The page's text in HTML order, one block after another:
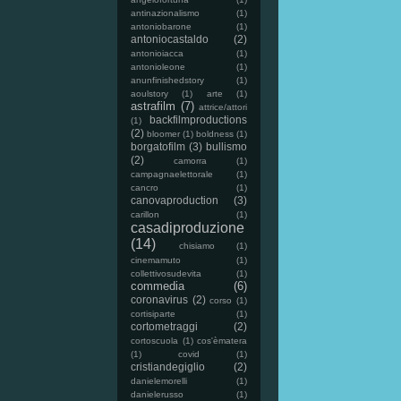
antinazionalismo
(1)
antoniobarone
(1)
antoniocastaldo (2)
antonioiacca
(1)
antonioleone
(1)
anunfinishedstory
(1)
aoulstory
(1) arte (1)
astrafilm (7) attrice/attori
(1)
backfilmproductions
(2) bloomer (1) boldness (1)
borgatofilm (3) bullismo
(2)
camorra
(1)
campagnaelettorale
(1)
cancro
(1)
canovaproduction (3)
carillon (1)
casadiproduzione
(14)
chisiamo
(1)
cinemamuto
(1)
collettivosudevita
(1)
commedia (6)
coronavirus (2) corso (1)
cortisiparte
(1)
cortometraggi (2)
cortoscuola (1) cos'èmatera
(1)
covid (1)
cristiandegiglio (2)
danielemorelli
(1)
danielerusso
(1)